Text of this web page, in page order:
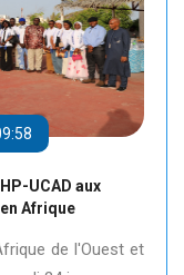
UCAD aux
Afrique
de l'Ouest et